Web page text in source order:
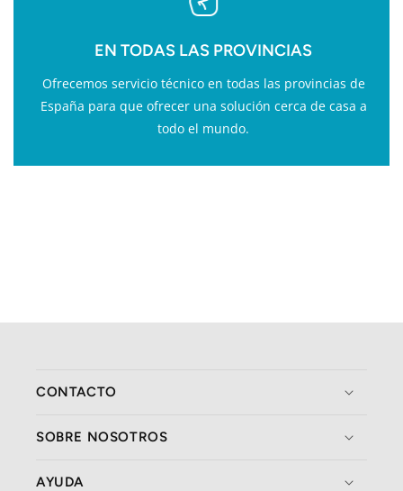
EN TODAS LAS PROVINCIAS
Ofrecemos servicio técnico en todas las provincias de
España para que ofrecer una solución cerca de casa a
todo el mundo.
CONTACTO
SOBRE NOSOTROS
AYUDA